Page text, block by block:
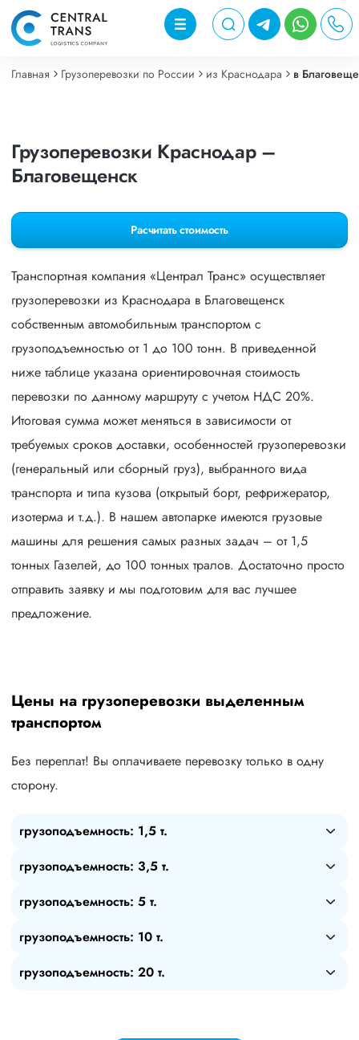
Главная Грузоперевозки по России из Краснодара в
Грузоперевозки Краснодар –
Благовещенск
Расчитать стоимость
Транспортная компания «Централ Транс» осуществляет
грузоперевозки из Краснодара в Благовещенск
собственным автомобильным транспортом с
грузоподъемностью от 1 до 100 тонн. В приведенной
ниже таблице указана ориентировочная стоимость
перевозки по данному маршруту с учетом НДС 20%.
Итоговая сумма может меняться в зависимости от
требуемых сроков доставки, особенностей грузоперевозки
(генеральный или сборный груз), выбранного вида
транспорта и типа кузова (открытый борт, рефрижератор,
изотерма и т.д.). В нашем автопарке имеются грузовые
машины для решения самых разных задач – от 1,5
тонных Газелей, до 100 тонных тралов. Достаточно просто
отправить заявку и мы подготовим для вас лучшее
предложение.
Цены на грузоперевозки выделенным
транспортом
Без переплат! Вы оплачиваете перевозку только в одну
сторону.
грузоподъемность: 1,5 т.
грузоподъемность: 3,5 т.
грузоподъемность: 5 т.
грузоподъемность: 10 т.
грузоподъемность: 20 т.